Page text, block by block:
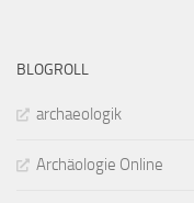
BLOGROLL
archaeologik
Archäologie Online